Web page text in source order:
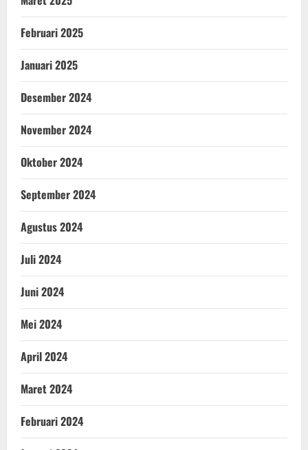
Februari 2025
Januari 2025
Desember 2024
November 2024
Oktober 2024
September 2024
Agustus 2024
Juli 2024
Juni 2024
Mei 2024
April 2024
Maret 2024
Februari 2024